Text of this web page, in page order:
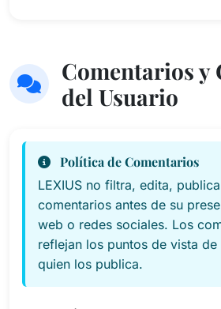
Comentarios y
del Usuario
Política de Comentarios
LEXIUS no filtra, edita,
comentarios antes de su
web o redes sociales. Los
reflejan los puntos de vista de
quien los publica.